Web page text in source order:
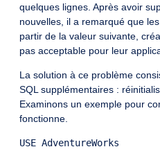
quelques lignes. Après avoir
nouvelles, il a remarqué que
partir de la valeur suivante,
pas acceptable pour leur
La solution à ce problème
SQL supplémentaires :
Examinons un exemple pour
fonctionne.
USE AdventureWorks